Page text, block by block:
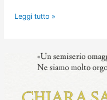
In
Warhol,
Leggi tutto »